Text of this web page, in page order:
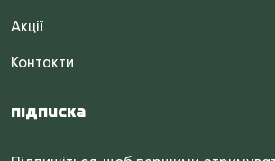
Акції
Контакти
Підписка